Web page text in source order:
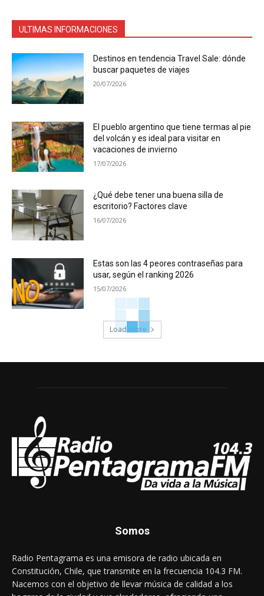
ULTIMAS INFORMACIONES
Destinos en tendencia Travel Sale: dónde
buscar paquetes de viajes
20/07/2026
El pueblo argentino que tiene termas al pie
del volcán y es ideal para visitar en
vacaciones de invierno
17/07/2026
¿Qué debe tener una buena silla de
escritorio? Factores clave
16/07/2026
Estas son las 4 peores contraseñas para
usar, según el ranking 2026
15/07/2026
Load more
Somos
Radio Pentagrama es una emisora de radio ubicada en
Constitución, Chile, que transmite en la frecuencia 104.3 FM.
Nacemos con el objetivo de llevar música de calidad a los